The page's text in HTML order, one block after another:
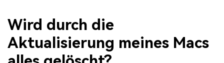
Wird durch die
Aktualisierung meines Macs